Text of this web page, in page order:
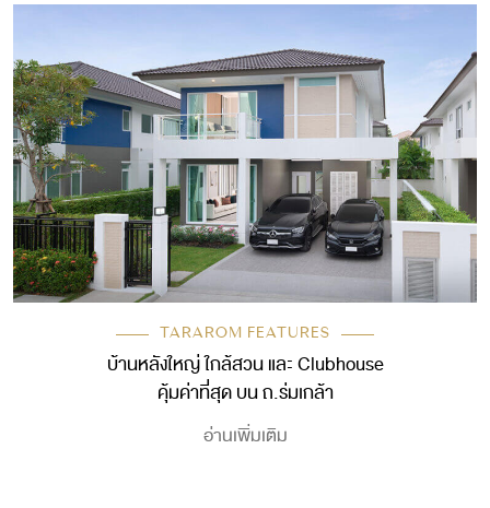
TARAROM FEATURES
บ้านหลังใหญ่ ใกล้สวน และ Clubhouse
คุ้มค่าที่สุด บน ถ.ร่มเกล้า
อ่านเพิ่มเติม